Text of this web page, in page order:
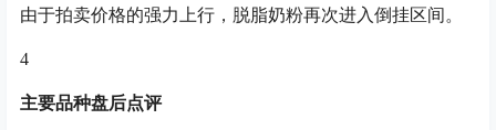
由于拍卖价格的强力上行，脱脂奶粉再次进入倒挂区间。
4
主要品种盘后点评